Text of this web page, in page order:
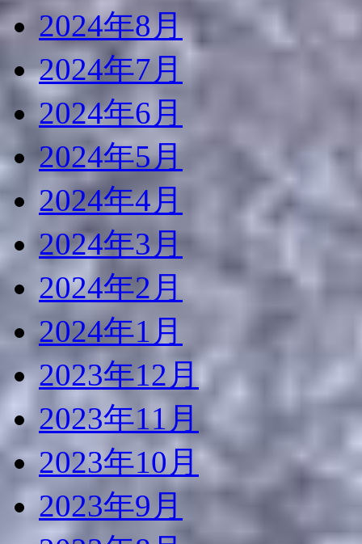
2024年8月
2024年7月
2024年6月
2024年5月
2024年4月
2024年3月
2024年2月
2024年1月
2023年12月
2023年11月
2023年10月
2023年9月